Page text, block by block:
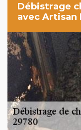
Débistrage
avec Artisan